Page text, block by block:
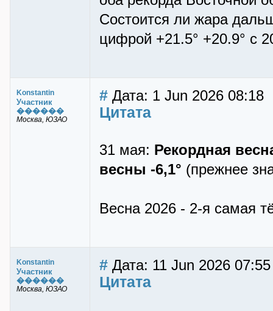
Состоится ли жара
цифрой +21.5° +20.9° с
Konstantin
Участник
������
Москва, ЮЗАО
# Дата: 1 Jun 2026 08:18
Цитата
31 мая: Рекордная
весны -6,1° (прежнее
Весна 2026 - 2-я самая
Konstantin
Участник
������
Москва, ЮЗАО
# Дата: 11 Jun 2026 07:55
Цитата